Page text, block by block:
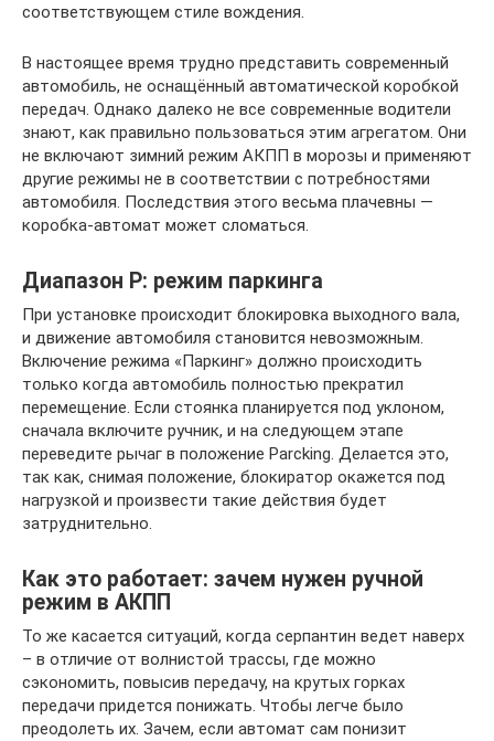
соответствующем стиле вождения.
В настоящее время трудно представить современный
автомобиль, не оснащённый автоматической коробкой
передач. Однако далеко не все современные водители
знают, как правильно пользоваться этим агрегатом. Они
не включают зимний режим АКПП в морозы и применяют
другие режимы не в соответствии с потребностями
автомобиля. Последствия этого весьма плачевны —
коробка-автомат может сломаться.
Диапазон P: режим паркинга
При установке происходит блокировка выходного вала,
и движение автомобиля становится невозможным.
Включение режима «Паркинг» должно происходить
только когда автомобиль полностью прекратил
перемещение. Если стоянка планируется под уклоном,
сначала включите ручник, и на следующем этапе
переведите рычаг в положение Parcking. Делается это,
так как, снимая положение, блокиратор окажется под
нагрузкой и произвести такие действия будет
затруднительно.
Как это работает: зачем нужен ручной
режим в АКПП
То же касается ситуаций, когда серпантин ведет наверх
– в отличие от волнистой трассы, где можно
сэкономить, повысив передачу, на крутых горках
передачи придется понижать. Чтобы легче было
преодолеть их. Зачем, если автомат сам понизит